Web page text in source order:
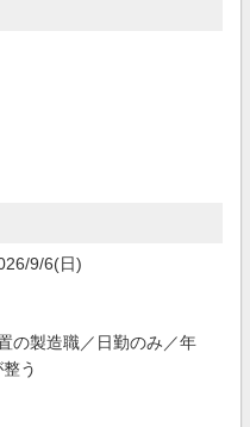
9/6(日)
の製造職／日勤のみ／年
う